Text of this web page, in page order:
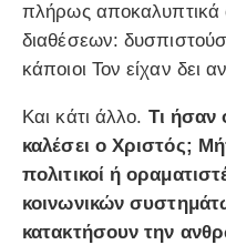
πλήρως αποκαλυπτικά
διαθέσεων:
κάποιοι Τον είχαν δει
Και κάτι άλλο. Τι ήσαν
καλέσει ο Χριστός;
πολιτικοί ή
κοινωνικών
κατακτήσουν την